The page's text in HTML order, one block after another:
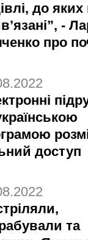
до
-
про
доступ
та